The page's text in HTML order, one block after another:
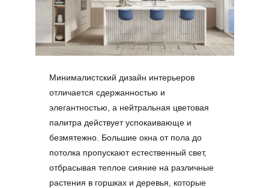
Минималистский дизайн интерьеров
отличается сдержанностью и
элегантностью, а нейтральная цветовая
палитра действует успокаивающе и
безмятежно. Большие окна от пола до
потолка пропускают естественный свет,
отбрасывая теплое сияние на различные
растения в горшках и деревья, которые